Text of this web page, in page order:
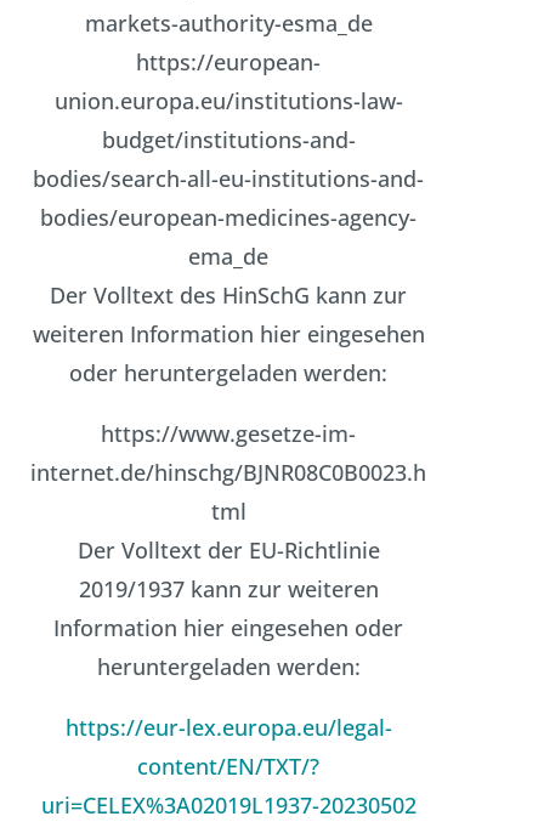
markets-authority-esma_de
https://european-
union.europa.eu/institutions-law-
budget/institutions-and-
bodies/search-all-eu-institutions-and-
bodies/european-medicines-agency-
ema_de
Der Volltext des HinSchG kann zur
weiteren Information hier eingesehen
oder heruntergeladen werden:
https://www.gesetze-im-
internet.de/hinschg/BJNR08C0B0023.h
tml
Der Volltext der EU-Richtlinie
2019/1937 kann zur weiteren
Information hier eingesehen oder
heruntergeladen werden:
https://eur-lex.europa.eu/legal-
content/EN/TXT/?
uri=CELEX%3A02019L1937-20230502